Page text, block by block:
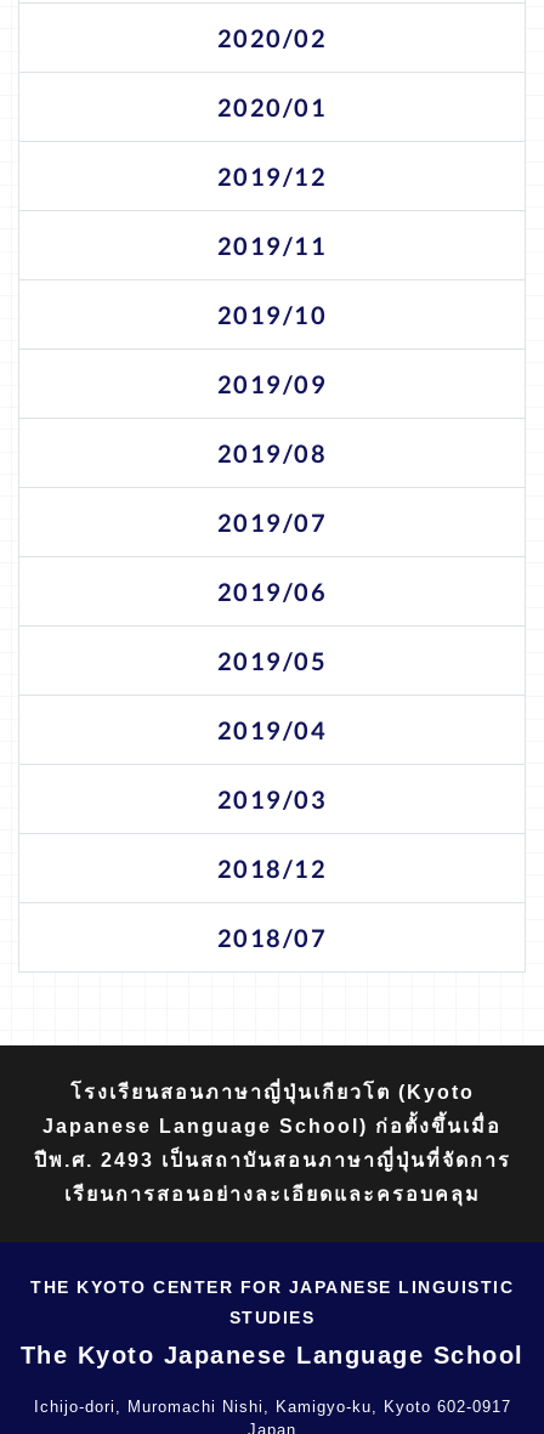
2020/02
2020/01
2019/12
2019/11
2019/10
2019/09
2019/08
2019/07
2019/06
2019/05
2019/04
2019/03
2018/12
2018/07
โรงเรียนสอนภาษาญี่ปุ่นเกียวโต (Kyoto
Japanese Language School) ก่อตั้งขึ้นเมื่อ
ปีพ.ศ. 2493 เป็นสถาบันสอนภาษาญี่ปุ่นที่จัดการ
เรียนการสอนอย่างละเอียดและครอบคลุม
THE KYOTO CENTER FOR JAPANESE LINGUISTIC
STUDIES
The Kyoto Japanese Language School
Ichijo-dori, Muromachi Nishi, Kamigyo-ku, Kyoto 602-0917
Japan